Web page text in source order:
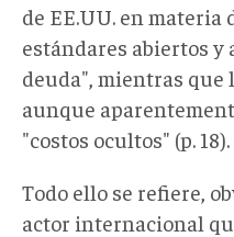
de EE.UU. en materia
estándares abiertos y
deuda", mientras que
aunque
"costos ocultos" (p. 18).
Todo ello se refiere,
actor internacional